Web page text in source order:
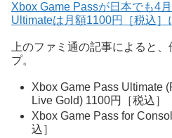
Xbox Game Passが日本でも4
Ultimateは月額1100円［税込］
上のファミ通の記事によると
プ。
Xbox Game Pass Ultimate
Live Gold) 1100円［税込］
Xbox Game Pass for
込］